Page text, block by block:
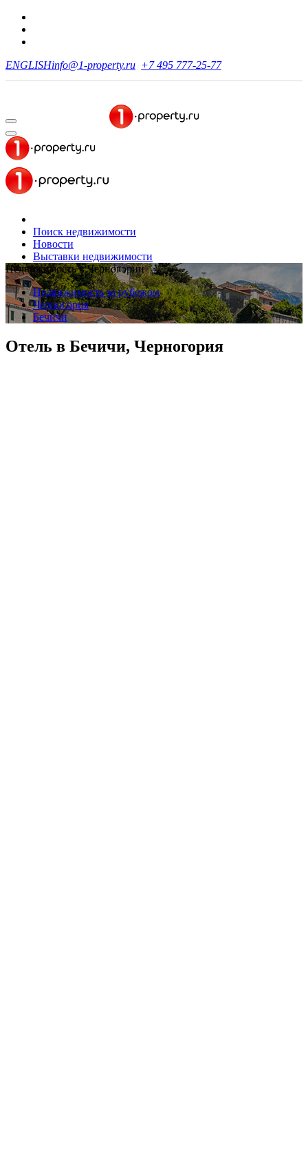
ENGLISHinfo@1-property.ru +7 495 777-25-77
Поиск недвижимости
Новости
Выставки недвижимости
Недвижимость в Черногории
Недвижимость за рубежом
Черногория
Бечичи
Отель в Бечичи, Черногория